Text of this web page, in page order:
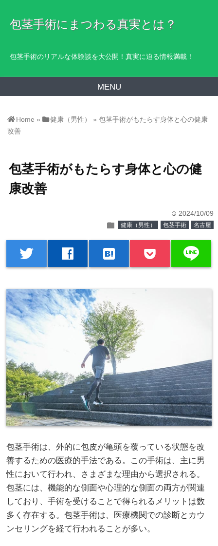
包茎手術にまつわる真実とは？
包茎手術のリアルな体験談を大公開！真実に迫る情報満載！
MENU
Home » 健康（男性） »包茎手術がもたらす身体と心の健康
改善
包茎手術がもたらす身体と心の健
康改善
time 2024/10/09
folder 健康（男性） 包茎手術 名古屋
twitter facebook hatenabookmark line
包茎手術は、外的に包皮が亀頭を覆っている状態を改
善するための医療的手法である。 この手術は、主に男
性において行われ、さまざまな理由から選択される。
包茎には、機能的な側面や心理的な側面の両方が関連
しており、手術を受けることで得られるメリットは数
多く存在する。包茎手術は、医療機関での診断とカウ
ンセリングを経て行われることが多い。